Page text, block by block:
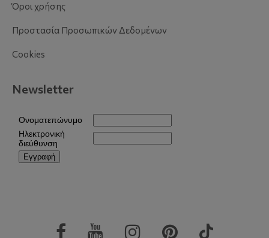
Όροι χρήσης
Προστασία Προσωπικών Δεδομένων
Cookies
Newsletter